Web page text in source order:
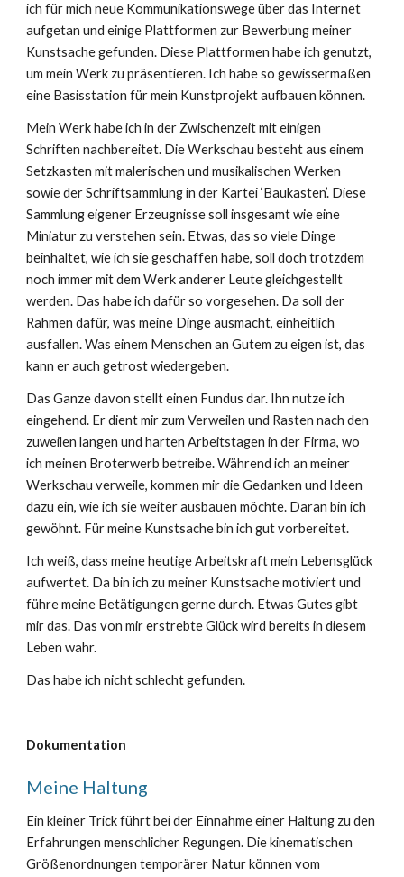
ich für mich neue Kommunikationswege über das Internet
aufgetan und einige Plattformen zur Bewerbung meiner
Kunstsache gefunden. Diese Plattformen habe ich genutzt,
um mein Werk zu präsentieren. Ich habe so gewissermaßen
eine Basisstation für mein Kunstprojekt aufbauen können.
Mein Werk habe ich in der Zwischenzeit mit einigen
Schriften nachbereitet. Die Werkschau besteht aus einem
Setzkasten mit malerischen und musikalischen Werken
sowie der Schriftsammlung in der Kartei ‘Baukasten’. Diese
Sammlung eigener Erzeugnisse soll insgesamt wie eine
Miniatur zu verstehen sein. Etwas, das so viele Dinge
beinhaltet, wie ich sie geschaffen habe, soll doch trotzdem
noch immer mit dem Werk anderer Leute gleichgestellt
werden. Das habe ich dafür so vorgesehen. Da soll der
Rahmen dafür, was meine Dinge ausmacht, einheitlich
ausfallen. Was einem Menschen an Gutem zu eigen ist, das
kann er auch getrost wiedergeben.
Das Ganze davon stellt einen Fundus dar. Ihn nutze ich
eingehend. Er dient mir zum Verweilen und Rasten nach den
zuweilen langen und harten Arbeitstagen in der Firma, wo
ich meinen Broterwerb betreibe. Während ich an meiner
Werkschau verweile, kommen mir die Gedanken und Ideen
dazu ein, wie ich sie weiter ausbauen möchte. Daran bin ich
gewöhnt. Für meine Kunstsache bin ich gut vorbereitet.
Ich weiß, dass meine heutige Arbeitskraft mein Lebensglück
aufwertet. Da bin ich zu meiner Kunstsache motiviert und
führe meine Betätigungen gerne durch. Etwas Gutes gibt
mir das. Das von mir erstrebte Glück wird bereits in diesem
Leben wahr.
Das habe ich nicht schlecht gefunden.
Dokumentation
Meine Haltung
Ein kleiner Trick führt bei der Einnahme einer Haltung zu den
Erfahrungen menschlicher Regungen. Die kinematischen
Größenordnungen temporärer Natur können vom